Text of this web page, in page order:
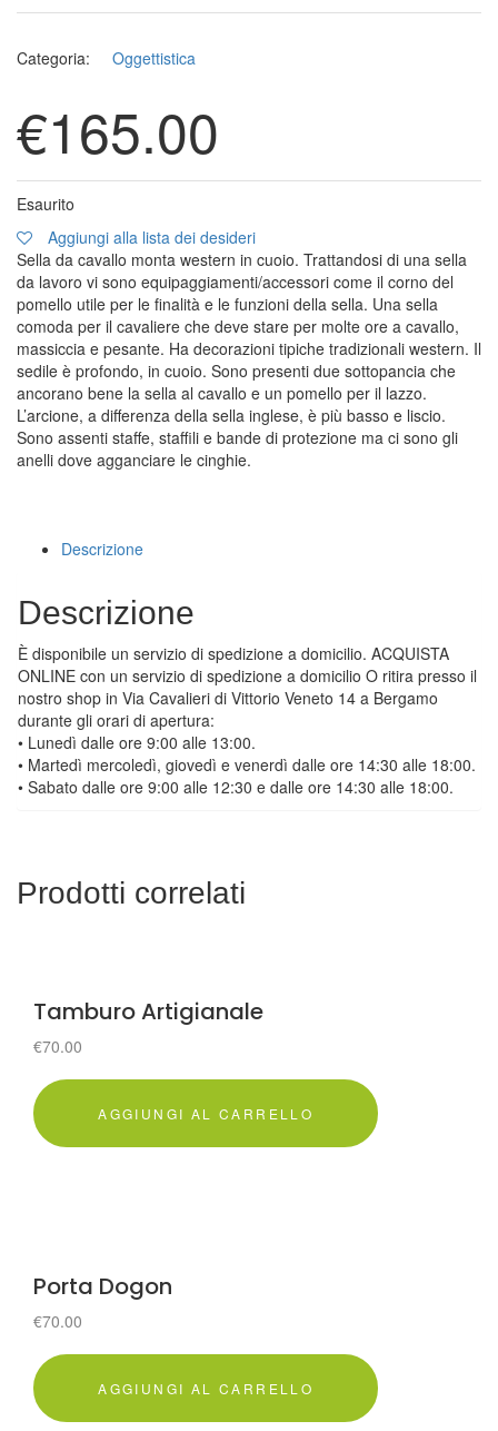
Categoria: Oggettistica
€165.00
Esaurito
Aggiungi alla lista dei desideri
Sella da cavallo monta western in cuoio. Trattandosi di una sella
da lavoro vi sono equipaggiamenti/accessori come il corno del
pomello utile per le finalità e le funzioni della sella. Una sella
comoda per il cavaliere che deve stare per molte ore a cavallo,
massiccia e pesante. Ha decorazioni tipiche tradizionali western. Il
sedile è profondo, in cuoio. Sono presenti due sottopancia che
ancorano bene la sella al cavallo e un pomello per il lazzo.
L’arcione, a differenza della sella inglese, è più basso e liscio.
Sono assenti staffe, staffili e bande di protezione ma ci sono gli
anelli dove agganciare le cinghie.
Descrizione
Descrizione
È disponibile un servizio di spedizione a domicilio. ACQUISTA
ONLINE con un servizio di spedizione a domicilio O ritira presso il
nostro shop in Via Cavalieri di Vittorio Veneto 14 a Bergamo
durante gli orari di apertura:
• Lunedì dalle ore 9:00 alle 13:00.
• Martedì mercoledì, giovedì e venerdì dalle ore 14:30 alle 18:00.
• Sabato dalle ore 9:00 alle 12:30 e dalle ore 14:30 alle 18:00.
Prodotti correlati
Tamburo Artigianale
€70.00
AGGIUNGI AL CARRELLO
Porta Dogon
€70.00
AGGIUNGI AL CARRELLO